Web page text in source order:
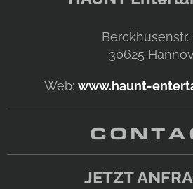
Berckhusenstr.
30625
Web: www.haunt-
JETZT